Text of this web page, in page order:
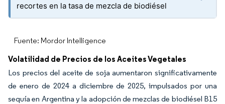
recortes en la tasa de mezcla de biodiésel
Fuente: Mordor Intelligence
Volatilidad de Precios de los Aceites Vegetales
Los precios del aceite de soja aumentaron significativamente
de enero de 2024 a diciembre de 2025, impulsados por una
sequía en Argentina y la adopción de mezclas de biodiésel B15